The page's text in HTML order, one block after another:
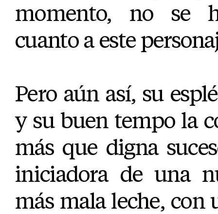
momento, no se
cuanto a este
Pero aún así, su
y su buen tempo la
más que digna
iniciadora de una
más mala leche, con